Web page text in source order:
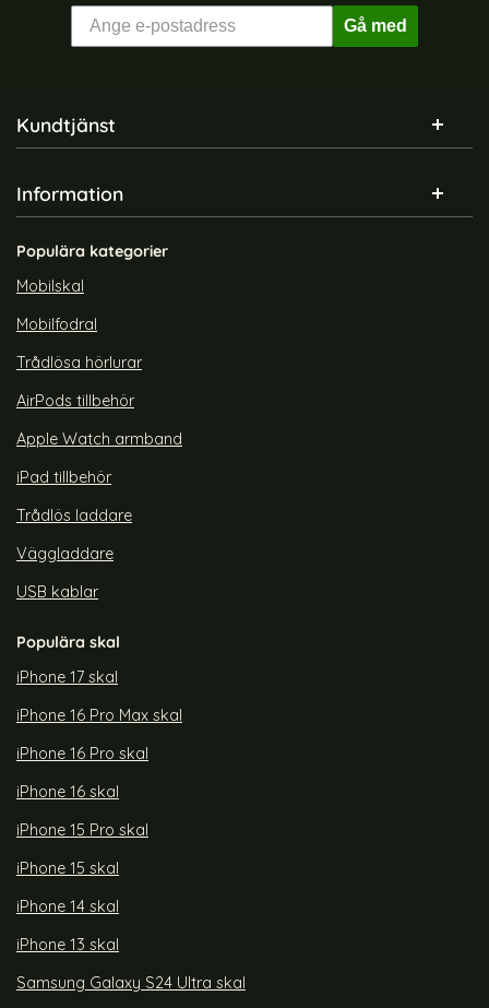
Gå med
Sidfot Blandad info och länkar
Kundtjänst
Information
Populära kategorier
Mobilskal
Mobilfodral
Trådlösa hörlurar
AirPods tillbehör
Apple Watch armband
iPad tillbehör
Trådlös laddare
Väggladdare
USB kablar
Populära skal
iPhone 17 skal
iPhone 16 Pro Max skal
iPhone 16 Pro skal
iPhone 16 skal
iPhone 15 Pro skal
iPhone 15 skal
iPhone 14 skal
iPhone 13 skal
Samsung Galaxy S24 Ultra skal